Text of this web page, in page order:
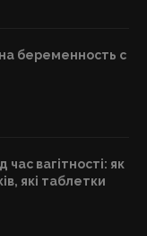
беременность с
час вагітності: як
які таблетки